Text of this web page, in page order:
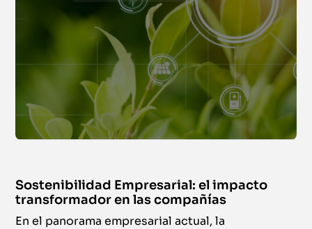
Sostenibilidad Empresarial: el impacto
transformador en las compañías
En el panorama empresarial actual, la